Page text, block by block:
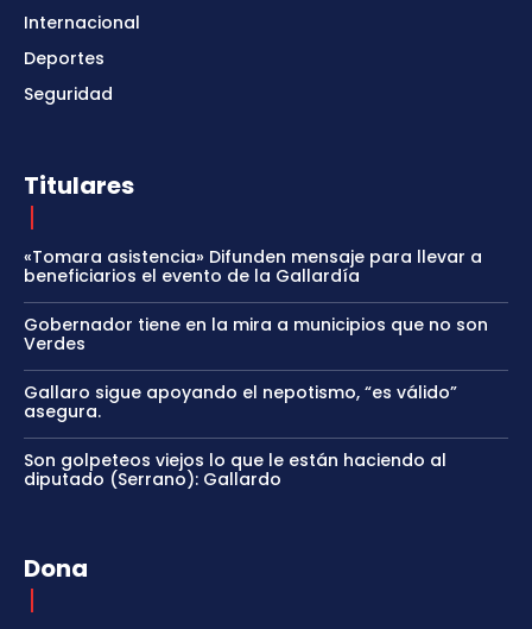
Internacional
Deportes
Seguridad
Titulares
«Tomara asistencia» Difunden mensaje para llevar a
beneficiarios el evento de la Gallardía
Gobernador tiene en la mira a municipios que no son
Verdes
Gallaro sigue apoyando el nepotismo, “es válido”
asegura.
Son golpeteos viejos lo que le están haciendo al
diputado (Serrano): Gallardo
Dona